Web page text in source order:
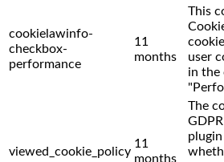
cookielawinfo-
checkbox-
performance
11
months
This
user
in the
viewed_cookie_policy
11
months
The